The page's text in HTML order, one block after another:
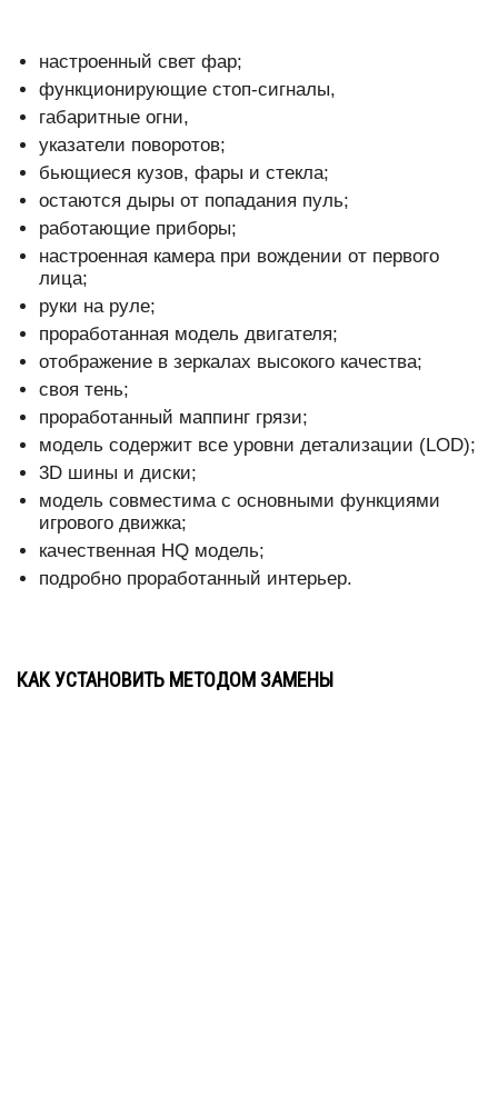
настроенный свет фар;
функционирующие стоп-сигналы,
габаритные огни,
указатели поворотов;
бьющиеся кузов, фары и стекла;
остаются дыры от попадания пуль;
работающие приборы;
настроенная камера при вождении от первого
лица;
руки на руле;
проработанная модель двигателя;
отображение в зеркалах высокого качества;
своя тень;
проработанный маппинг грязи;
модель содержит все уровни детализации (LOD);
3D шины и диски;
модель совместима с основными функциями
игрового движка;
качественная HQ модель;
подробно проработанный интерьер.
КАК УСТАНОВИТЬ МЕТОДОМ ЗАМЕНЫ